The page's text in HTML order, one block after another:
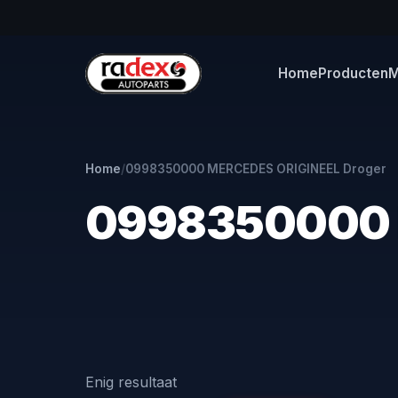
HomeProducten
Home/0998350000 MERCEDES ORIGINEEL Droger
0998350000
Enig resultaat